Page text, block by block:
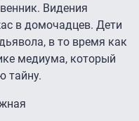
Видения
в домочадцев. Дети
в то время как
медиума, который
тайну.